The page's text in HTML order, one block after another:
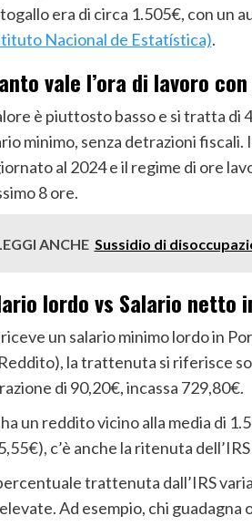
era di circa 1.505€, con un
Nacional de Estatística).
vale l’ora di lavoro
è piuttosto basso e si tratta di
minimo, senza detrazioni
al 2024 e il regime di ore
8 ore.
ANCHE Sussidio di
lordo vs Salario netto
un salario minimo lordo in
la trattenuta si riferisce
di 90,20€, incassa 729,80€.
un reddito vicino alla media di
c’è anche la ritenuta
trattenuta dall’IRS
Ad esempio, chi